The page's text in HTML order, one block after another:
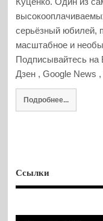
серьёзный юбилей,
масштабное и
Подписывайтесь на
Дзен , Google News ,
Подробнее...
Ссылки